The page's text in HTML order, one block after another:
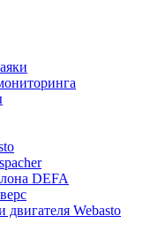
DEFA
двигателя Webasto